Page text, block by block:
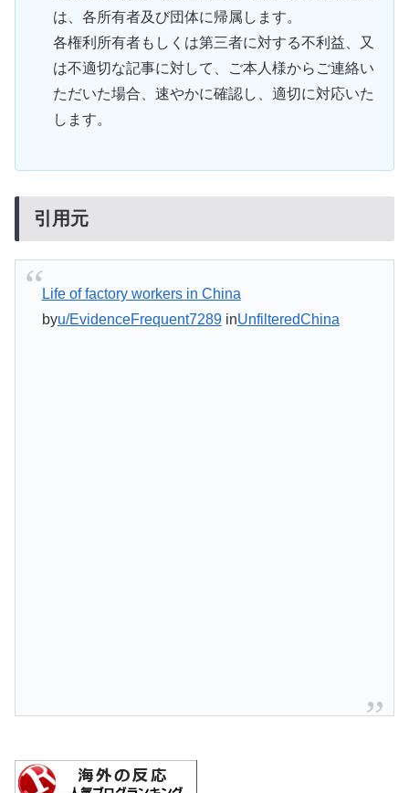
は、各所有者及び団体に帰属します。
各権利所有者もしくは第三者に対する不利益、又
は不適切な記事に対して、ご本人様からご連絡い
ただいた場合、速やかに確認し、適切に対応いた
します。
引用元
Life of factory workers in China
byu/EvidenceFrequent7289inUnfilteredChina